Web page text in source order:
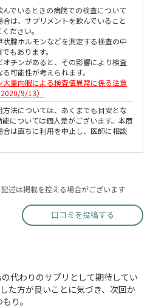
でいるときの病院での検査について
は、サプリメントを飲んでいること
ださい。
状腺ホルモンなどを測定する検査の中
もあります。
オチンがあると、その影響により検査
可能性が考えられます。
大量内服による検査値異常に係る注意
9/13）
方法については、あくまでも目安とな
能については個人差がございます。本商
合は直ちに利用を中止し、医師に相談
述は掲載を控える場合がございます
口コミを投稿する
代わりのサプリとして期待してい
た方が良いことに気づき、次回か
り。